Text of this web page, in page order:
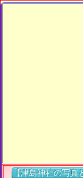
【津島神社の写真